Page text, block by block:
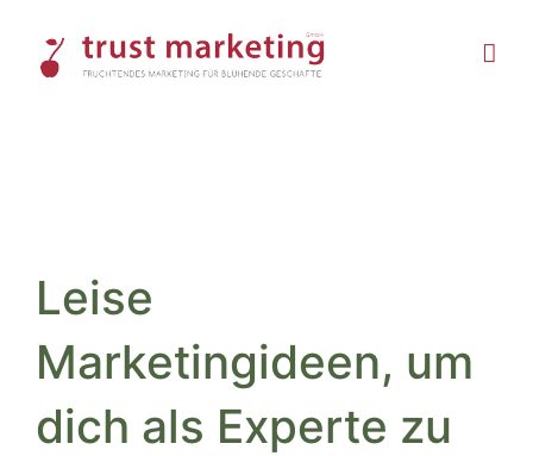
Leise
Marketingideen, um
dich als Experte zu